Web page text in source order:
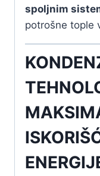
spoljnim
potrošne tople